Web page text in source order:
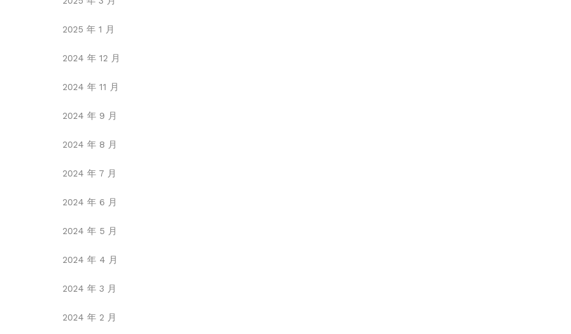
2025 年 1 月
2024 年 12 月
2024 年 11 月
2024 年 9 月
2024 年 8 月
2024 年 7 月
2024 年 6 月
2024 年 5 月
2024 年 4 月
2024 年 3 月
2024 年 2 月